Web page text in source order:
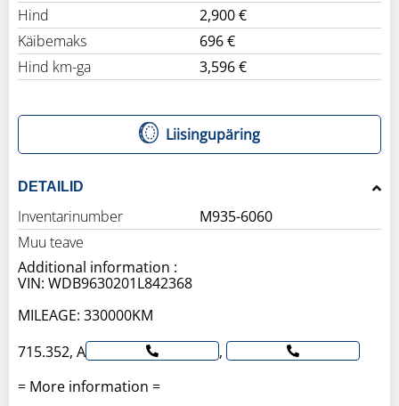
Hind
2,900 €
Käibemaks
696 €
Hind km-ga
3,596 €
Liisingupäring
DETAILID
Inventarinumber
M935-6060
Muu teave
Additional information :
VIN: WDB9630201L842368
MILEAGE: 330000KM
715.352, A
,
= More information =